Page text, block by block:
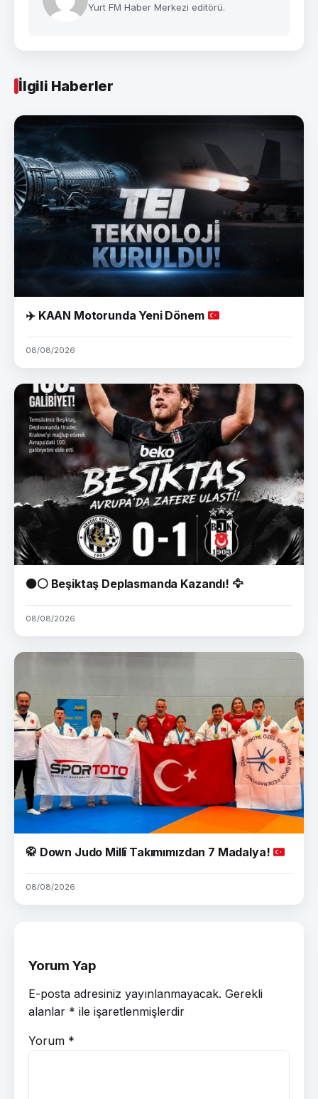
Yurt FM Haber Merkezi editörü.
İlgili Haberler
✈️KAAN Motorunda Yeni Dönem
08/08/2026
⚫⚪ Beşiktaş Deplasmanda Kazandı! 🦅
08/08/2026
🥋 Down Judo Millî Takımımızdan 7 Madalya!
08/08/2026
Yorum Yap
E-posta adresiniz yayınlanmayacak. Gerekli
alanlar * ile işaretlenmişlerdir
Yorum *